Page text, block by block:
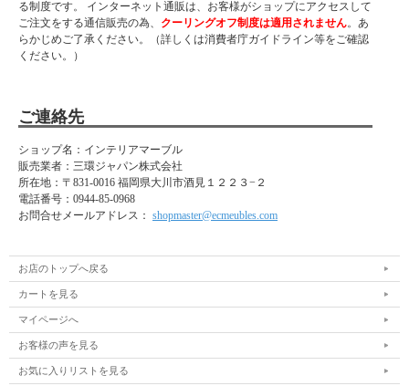
る制度です。 インターネット通販は、お客様がショップにアクセスして
ご注文をする通信販売の為、 クーリングオフ制度は適用されません。あ
らかじめご了承ください。（詳しくは消費者庁ガイドライン等をご確認
ください。）
ご連絡先
ショップ名：インテリアマーブル
販売業者：三環ジャパン株式会社
所在地： 〒831-0016 福岡県大川市酒見１２２３−２
電話番号： 0944-85-0968
お問合せメールアドレス： shopmaster@ecmeubles.com
お店のトップへ戻る
カートを見る
マイページへ
お客様の声を見る
お気に入りリストを見る